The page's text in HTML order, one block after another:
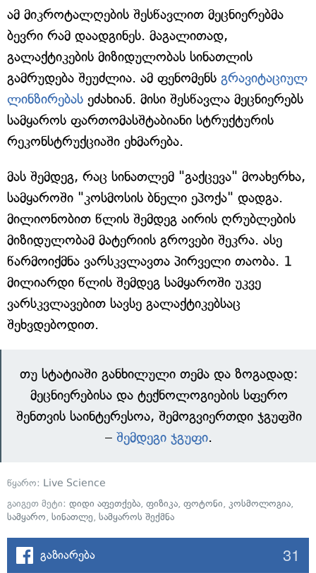
ამ მიკროტალღების შესწავლით მეცნიერებმა
ბევრი რამ დაადგინეს. მაგალითად,
გალაქტიკების მიზიდულობას სინათლის
გამრუდება შეუძლია. ამ ფენომენს გრავიტაციულ
ლინზირებას ეძახიან. მისი შესწავლა მეცნიერებს
სამყაროს ფართომასშტაბიანი სტრუქტურის
რეკონსტრუქციაში ეხმარება.
მას შემდეგ, რაც სინათლემ "გაქცევა" მოახერხა,
სამყაროში "კოსმოსის ბნელი ეპოქა" დადგა.
მილიონობით წლის შემდეგ აირის ღრუბლების
მიზიდულობამ მატერიის გროვები შეკრა. ასე
წარმოიქმნა ვარსკვლავთა პირველი თაობა. 1
მილიარდი წლის შემდეგ სამყაროში უკვე
ვარსკვლავებით სავსე გალაქტიკებსაც
შეხვდებოდით.
თუ სტატიაში განხილული თემა და ზოგადად:
მეცნიერებისა და ტექნოლოგიების სფერო
შენთვის საინტერესოა, შემოგვიერთდი ჯგუფში
– შემდეგი ჯგუფი.
წყარო: Live Science
გაიგეთ მეტი: დიდი აფეთქება, ფიზიკა, ფოტონი, კოსმოლოგია,
სამყარო, სინათლე, სამყაროს შექმნა
გაზიარება 31